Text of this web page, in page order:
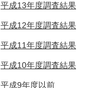
平成13年度調査結果
平成12年度調査結果
平成11年度調査結果
平成10年度調査結果
平成9年度以前